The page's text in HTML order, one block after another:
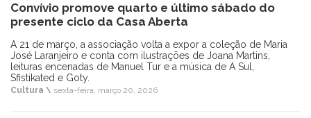
Convívio promove quarto e último sábado do
presente ciclo da Casa Aberta
A 21 de março, a associação volta a expor a coleção de Maria
José Laranjeiro e conta com ilustrações de Joana Martins,
leituras encenadas de Manuel Tur e a música de A Sul,
Sfistikated e Goty.
Cultura \ sexta-feira, março 20, 2026